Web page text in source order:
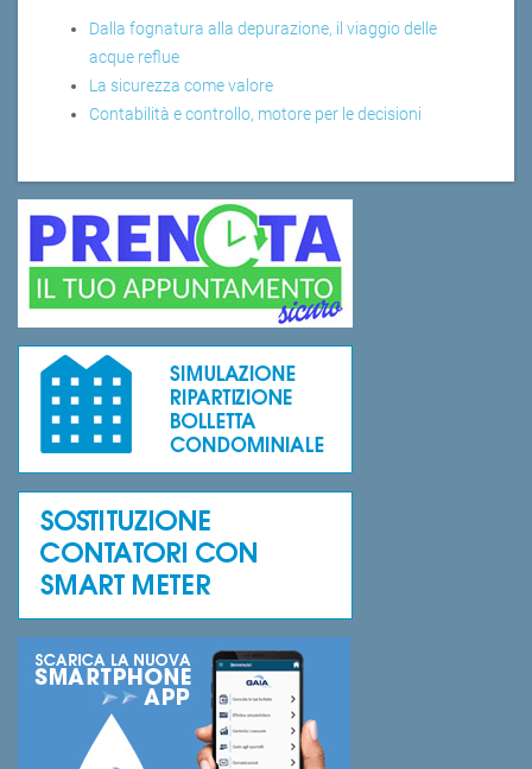
Dalla fognatura alla depurazione, il viaggio delle
acque reflue
La sicurezza come valore
Contabilità e controllo, motore per le decisioni